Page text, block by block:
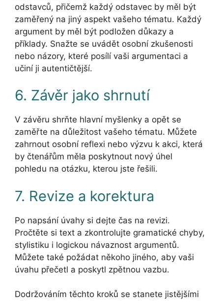
odstavců, přičemž každý odstavec by měl být
zaměřený na jiný aspekt vašeho tématu. Každý
argument by měl být podložen důkazy a
příklady. Snažte se uvádět osobní zkušenosti
nebo názory, které posílí vaši argumentaci a
učiní ji autentičtější.
6. Závěr jako shrnutí
V závěru shrňte hlavní myšlenky a opět se
zaměřte na důležitost vašeho tématu. Můžete
zahrnout osobní reflexi nebo výzvu k akci, která
by čtenářům měla poskytnout nový úhel
pohledu na otázku, kterou jste řešili.
7. Revize a korektura
Po napsání úvahy si dejte čas na revizi.
Pročtěte si text a zkontrolujte gramatické chyby,
stylistiku i logickou návaznost argumentů.
Můžete také požádat někoho jiného, aby vaši
úvahu přečetl a poskytl zpětnou vazbu.
Dodržováním těchto kroků se stanete jistějšími